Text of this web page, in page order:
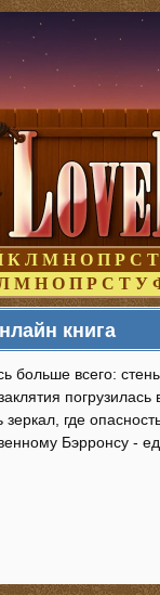
К Л М Н О П Р С Т
М Н О П Р С Т У
книга
больше всего:
погрузилась
где
Бэрронсу -